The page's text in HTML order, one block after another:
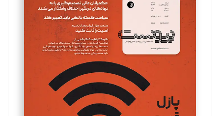
سروش کرمیان
تحریریه
مینا پاکدل
یسنا امان‌پور